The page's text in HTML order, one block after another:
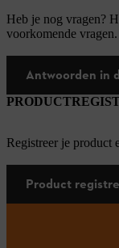
Heb je nog vragen?
voorkomende vragen.
Antwoorden in
Registreer je product
Product